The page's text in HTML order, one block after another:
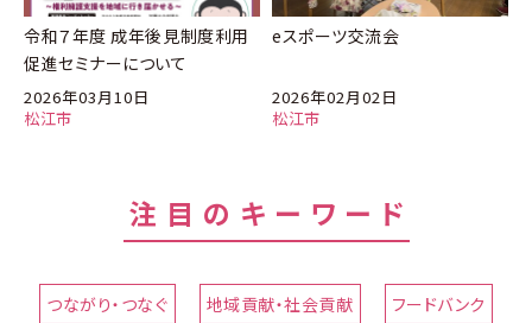
松江市
2026年03月10日
令和７年度 成年後見制度利用
促進セミナーについて
松江市
2026年02月02日
eスポーツ交流会
注目のキーワード
つながり・つなぐ 地域貢献・社会貢献 フードバンク